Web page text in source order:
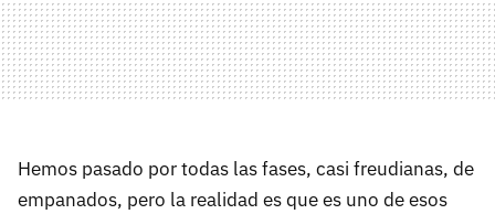
Hemos pasado por todas las fases, casi freudianas, de
empanados, pero la realidad es que es uno de esos